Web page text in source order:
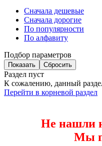
Сначала дешевые
Сначала дорогие
По популярности
По алфавиту
Подбор параметров
Раздел пуст
К сожалению, данный
Перейти в корневой раздел
Не нашли
Мы